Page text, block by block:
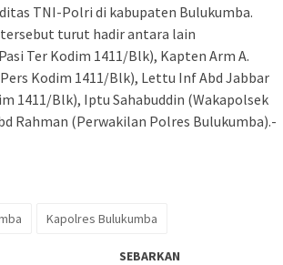
TNI-Polri di kabupaten Bulukumba.
turut hadir antara lain
Ter Kodim 1411/Blk), Kapten Arm A.
Kodim 1411/Blk), Lettu Inf Abd Jabbar
1411/Blk), Iptu Sahabuddin (Wakapolsek
Rahman (Perwakilan Polres Bulukumba).-
Kapolres Bulukumba
SEBARKAN